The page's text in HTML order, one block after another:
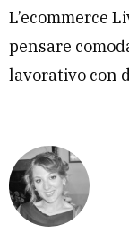
L’ecommerce
pensare
lavorativo con